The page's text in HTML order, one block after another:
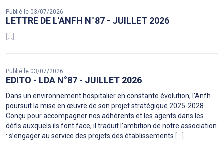
Publié le 03/07/2026
LETTRE DE L'ANFH N°87 - JUILLET 2026
[...]
Publié le 03/07/2026
EDITO - LDA N°87 - JUILLET 2026
Dans un environnement hospitalier en constante évolution, l’Anfh
poursuit la mise en œuvre de son projet stratégique 2025-2028.
Conçu pour accompagner nos adhérents et les agents dans les
défis auxquels ils font face, il traduit l’ambition de notre association
: s’engager au service des projets des établissements [...]